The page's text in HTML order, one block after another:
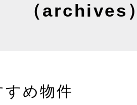
（archives
すめ物件